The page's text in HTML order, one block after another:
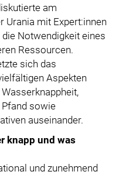
am
Urania mit Expert:innen
Notwendigkeit eines
Ressourcen.
sich das
Aspekten
sowie
auseinander.
knapp und was
und zunehmend